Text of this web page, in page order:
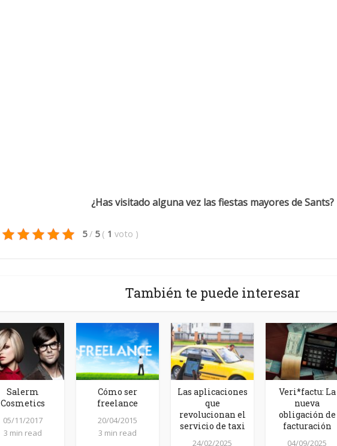
¿Has visitado alguna vez las fiestas mayores de Sants?
5 / 5 ( 1 voto )
También te puede interesar
Salerm
Cosmetics
05/11/2017
3 min read
Cómo ser
freelance
20/04/2015
3 min read
Las aplicaciones
que
revolucionan el
servicio de taxi
24/02/2025
Veri*factu: La
nueva
obligación de
facturación
04/09/2025